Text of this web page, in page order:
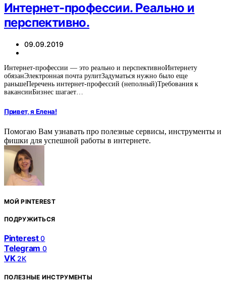
Интернет-профессии. Реально и
перспективно.
09.09.2019
Интернет-профессии — это реально и перспективноИнтернету
обязанЭлектронная почта рулитЗадуматься нужно было еще
раньшеПеречень интернет-профессий (неполный)Требования к
вакансииБизнес шагает…
Привет, я Елена!
Помогаю Вам узнавать про полезные сервисы, инструменты и
фишки для успешной работы в интернете.
МОЙ PINTEREST
ПОДРУЖИТЬСЯ
Pinterest 0
Telegram 0
VK 2K
ПОЛЕЗНЫЕ ИНСТРУМЕНТЫ